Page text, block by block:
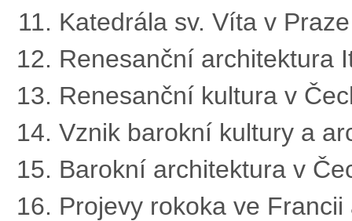
Katedrála sv. Víta v Praze
Renesanční architektura
Renesanční kultura v
Vznik barokní kultury a
Barokní architektura v
Projevy rokoka ve